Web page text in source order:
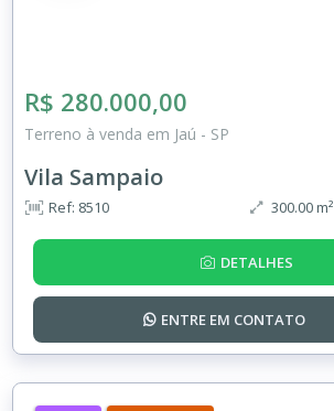
R$ 280.000,00
Terreno à venda em Jaú - SP
Vila Sampaio
Ref: 8510 300.00 m²
DETALHES
ENTRE EM CONTATO